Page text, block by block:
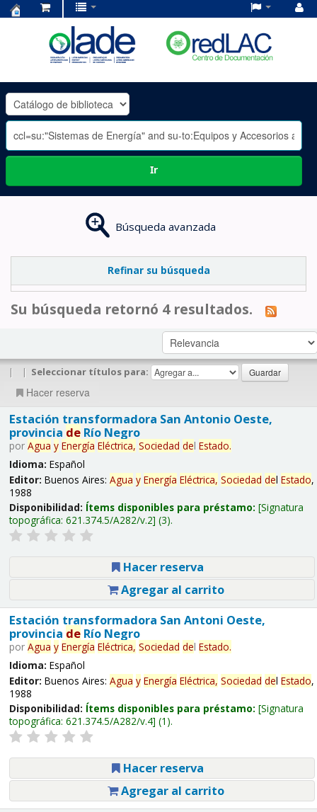
OLADE
-
Ir
Búsqueda avanzada
Refinar su búsqueda
Su búsqueda retornó 4 resultados.
| | Seleccionar títulos para:
Hacer reserva
Estación transformadora San Antonio Oeste,
provincia deRío Negro
por Agua y Energía Eléctrica, Sociedad del Estado.
Idioma: Español
Editor: Buenos Aires: Agua y Energía Eléctrica, Sociedad del Estado,
1988
Disponibilidad: Ítems disponibles para préstamo: Signatura
topográfica: 621.374.5/A282/v.2 (3).
Hacer reserva
Agregar al carrito
Estación transformadora San Antoni Oeste,
provincia deRío Negro
por Agua y Energía Eléctrica, Sociedad del Estado.
Idioma: Español
Editor: Buenos Aires: Agua y Energía Eléctrica, Sociedad del Estado,
1988
Disponibilidad: Ítems disponibles para préstamo: Signatura
topográfica: 621.374.5/A282/v.4 (1).
Hacer reserva
Agregar al carrito